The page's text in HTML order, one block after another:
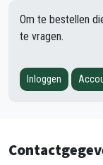
Om te bestellen
te vragen.
Inloggen